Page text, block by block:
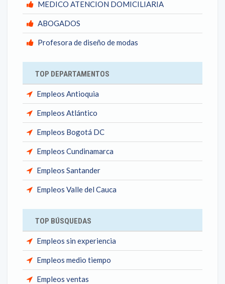
MEDICO ATENCION DOMICILIARIA
ABOGADOS
Profesora de diseño de modas
TOP DEPARTAMENTOS
Empleos Antioquia
Empleos Atlántico
Empleos Bogotá DC
Empleos Cundinamarca
Empleos Santander
Empleos Valle del Cauca
TOP BÚSQUEDAS
Empleos sin experiencia
Empleos medio tiempo
Empleos ventas